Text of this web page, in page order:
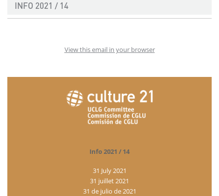
INFO 2021 / 14
View this email in your browser
Info 2021 / 14
31 July 2021
31 juillet 2021
31 de julio de 2021